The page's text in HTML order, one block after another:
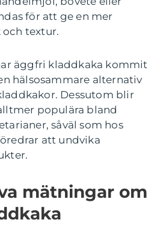
för att ge en mer
textur.
äggfri kladdkaka kommit
hälsosammare alternativ
Dessutom blir
populära bland
såväl som hos
att undvika
mätningar om